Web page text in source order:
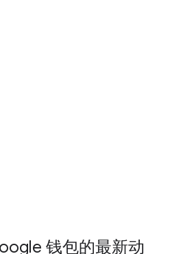
钱包的最新动